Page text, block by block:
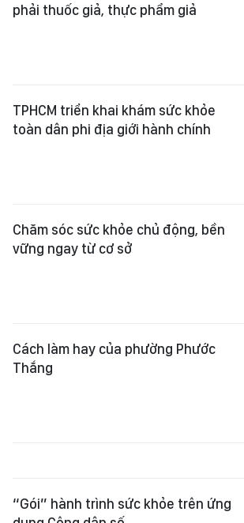
phải thuốc giả, thực phẩm giả
TPHCM triển khai khám sức khỏe
toàn dân phi địa giới hành chính
Chăm sóc sức khỏe chủ động, bền
vững ngay từ cơ sở
Cách làm hay của phường Phước
Thắng
“Gói” hành trình sức khỏe trên ứng